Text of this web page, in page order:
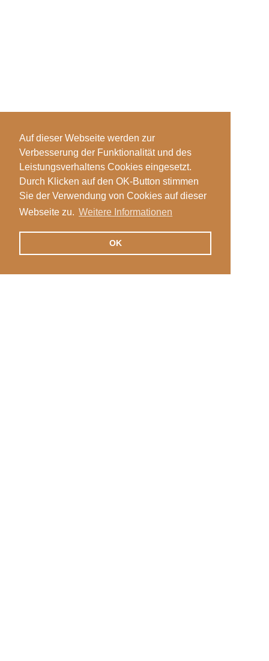
Auf dieser Webseite werden zur
Verbesserung der Funktionalität und des
Leistungsverhaltens Cookies eingesetzt.
Durch Klicken auf den OK-Button stimmen
Sie der Verwendung von Cookies auf dieser
Webseite zu. Weitere Informationen
OK